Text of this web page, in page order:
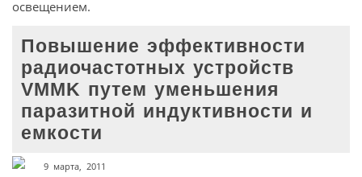
освещением.
Повышение эффективности
радиочастотных устройств
VMMK путем уменьшения
паразитной индуктивности и
емкости
9 марта, 2011